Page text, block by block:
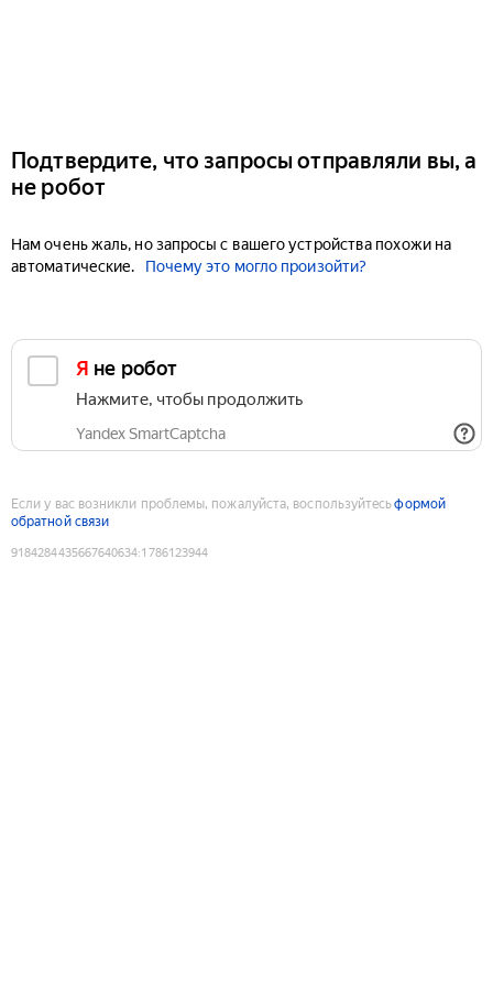
Подтвердите, что запросы отправляли вы, а
не робот
Нам очень жаль, но запросы с вашего устройства похожи на
автоматические.
Почему это могло произойти?
Я не робот
Нажмите, чтобы продолжить
Yandex SmartCaptcha
Если у вас возникли проблемы, пожалуйста, воспользуйтесьформой
обратной связи
9184284435667640634:1786123944